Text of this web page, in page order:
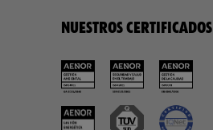
NUESTROS CERTIFICADOS